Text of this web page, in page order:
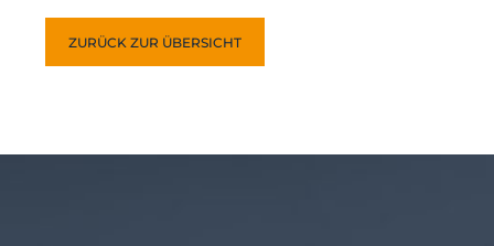
ZURÜCK ZUR ÜBERSICHT